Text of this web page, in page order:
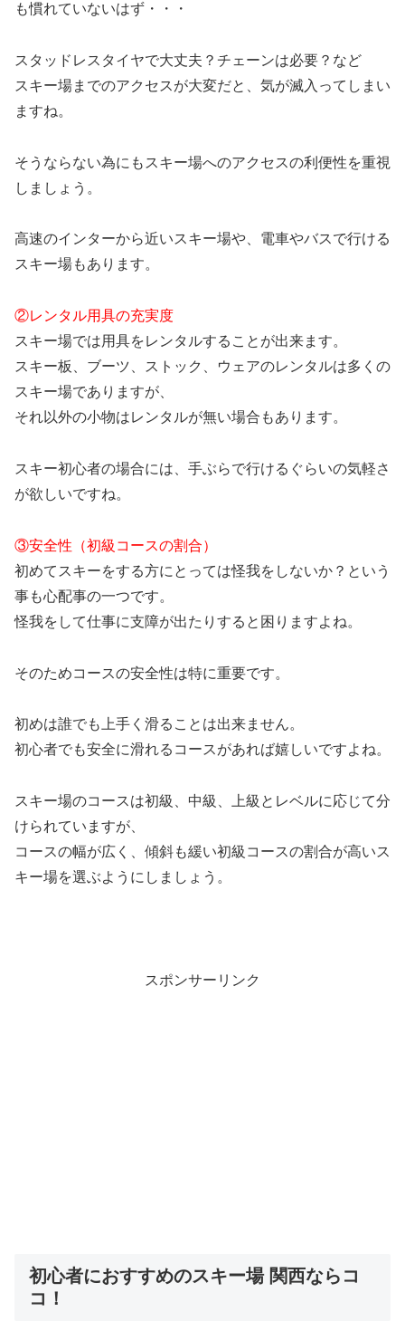
も慣れていないはず・・・
スタッドレスタイヤで大丈夫？チェーンは必要？など
スキー場までのアクセスが大変だと、気が滅入ってしまい
ますね。
そうならない為にもスキー場へのアクセスの利便性を重視
しましょう。
高速のインターから近いスキー場や、電車やバスで行ける
スキー場もあります。
②レンタル用具の充実度
スキー場では用具をレンタルすることが出来ます。
スキー板、ブーツ、ストック、ウェアのレンタルは多くの
スキー場でありますが、
それ以外の小物はレンタルが無い場合もあります。
スキー初心者の場合には、手ぶらで行けるぐらいの気軽さ
が欲しいですね。
③安全性（初級コースの割合）
初めてスキーをする方にとっては怪我をしないか？という
事も心配事の一つです。
怪我をして仕事に支障が出たりすると困りますよね。
そのためコースの安全性は特に重要です。
初めは誰でも上手く滑ることは出来ません。
初心者でも安全に滑れるコースがあれば嬉しいですよね。
スキー場のコースは初級、中級、上級とレベルに応じて分
けられていますが、
コースの幅が広く、傾斜も緩い初級コースの割合が高いス
キー場を選ぶようにしましょう。
スポンサーリンク
初心者におすすめのスキー場 関西ならコ
コ！